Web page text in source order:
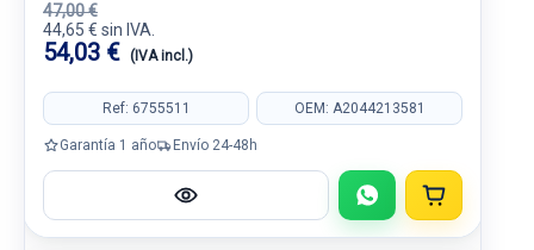
47,00 €
44,65 € sin IVA.
54,03 € (IVA incl.)
Ref: 6755511 OEM: A2044213581
Garantía 1 año Envío 24-48h